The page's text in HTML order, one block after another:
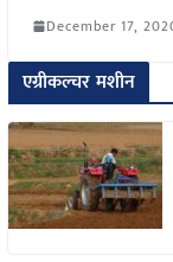
December 17,
एग्रीकल्चर मशीन